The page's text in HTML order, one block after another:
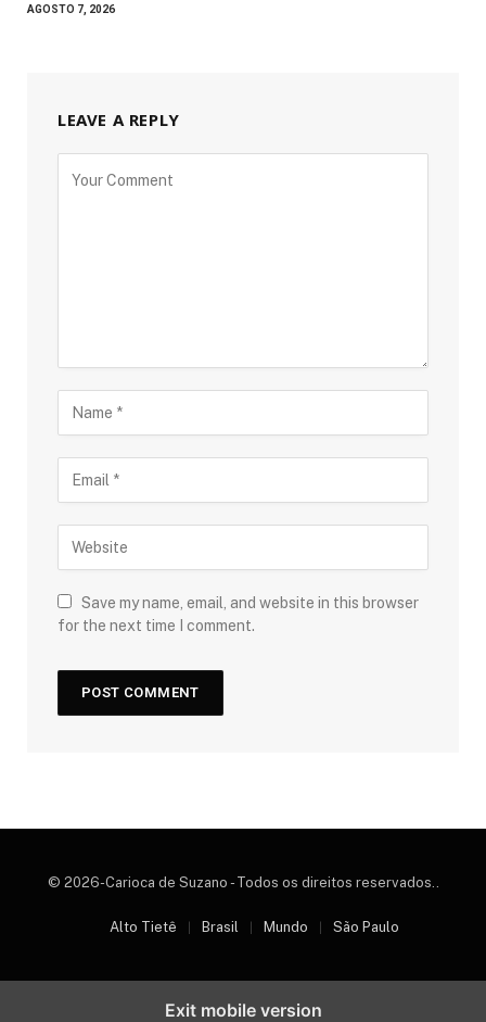
AGOSTO 7, 2026
LEAVE A REPLY
Save my name, email, and website in this browser
for the next time I comment.
© 2026-Carioca de Suzano - Todos os direitos reservados..
Alto Tietê Brasil Mundo São Paulo
Exit mobile version